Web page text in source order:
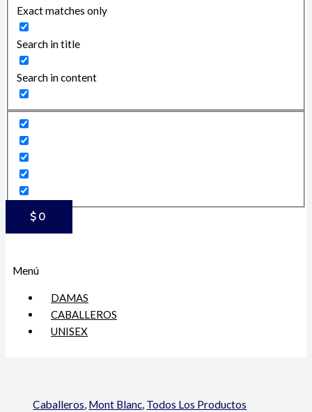
Exact matches only
Search in title
Search in content
$ 0
Menú
DAMAS
CABALLEROS
UNISEX
Caballeros, Mont Blanc, Todos Los Productos